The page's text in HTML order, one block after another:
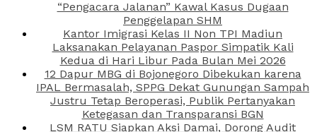
“Pengacara Jalanan” Kawal Kasus Dugaan
Penggelapan SHM
Kantor Imigrasi Kelas II Non TPI Madiun
Laksanakan Pelayanan Paspor Simpatik Kali
Kedua di Hari Libur Pada Bulan Mei 2026
12 Dapur MBG di Bojonegoro Dibekukan karena
IPAL Bermasalah, SPPG Dekat Gunungan Sampah
Justru Tetap Beroperasi, Publik Pertanyakan
Ketegasan dan Transparansi BGN
LSM RATU Siapkan Aksi Damai, Dorong Audit